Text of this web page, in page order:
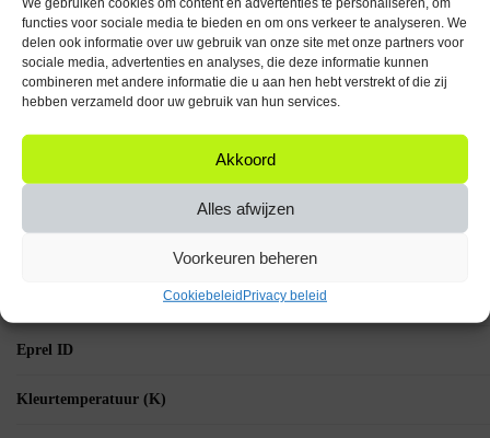
functies voor sociale media te bieden en om ons verkeer te analyseren. We
delen ook informatie over uw gebruik van onze site met onze partners voor
sociale media, advertenties en analyses, die deze informatie kunnen
combineren met andere informatie die u aan hen hebt verstrekt of die zij
hebben verzameld door uw gebruik van hun services.
Akkoord
Alles afwijzen
Voorkeuren beheren
Cookiebeleid Privacy beleid
Aantal artikelen in
verpakking
Energielabel url https://orbitelectronic.sirv.com/Energielabels/
Wattage per lichtpunt
Part Number)
Eprel ID
Kleurtemperatuur (K)